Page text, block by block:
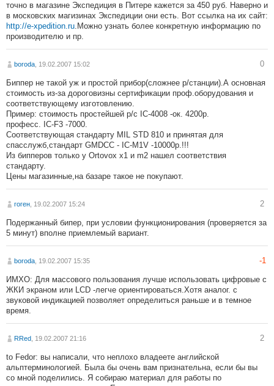
точно в магазине Экспедиция в Питере кажется за 450 руб. Наверно и
в московских магизинах Экспедиции они есть. Вот ссылка на их сайт:
http://e-xpedition.ru.Можно узнать более конкретную информацию по
производителю и пр.
boroda , 19.02.2007 15:02 0
Биппер не такой уж и простой прибор(сложнее р/станции).А основная
стоимость из-за дороговизны сертификации проф.оборудования и
соответствующему изготовлению.
Пример: стоимость простейшей р/с IC-4008 -ок. 4200р.
професс. IC-F3 -7000.
Соответствующая стандарту MIL STD 810 и принятая для
спасслужб,стандарт GMDCC - IC-M1V -10000р.!!!
Из бипперов только у Ortovox x1 и m2 нашел соответствия
стандарту.
Цены магазинные,на базаре такое не покупают.
гоген , 19.02.2007 15:24 2
Подержанный бипер, при условии функционирования (проверяется за
5 минут) вполне приемлемый вариант.
boroda , 19.02.2007 15:35 -1
ИМХО: Для массового пользования лучше использовать цифровые с
ЖКИ экраном или LCD -легче ориентироваться.Хотя аналог. с
звуковой индикацией позволяет определиться раньше и в темное
время.
RRed , 19.02.2007 21:16 2
to Fedor: вы написали, что неплохо владеете английской
альптерминологией. Была бы очень вам признательна, если бы вы
со мной поделились. Я собираю материал для работы по